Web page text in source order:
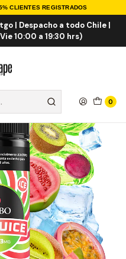
CLIENTES REGISTRADOS
| Despacho a todo Chile |
10:00 a 19:30 hrs)
0
Eliquid Importados 120ml
Maracuya 120ml